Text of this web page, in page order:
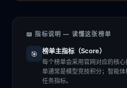
📖 指标说明 — 读懂这张榜单
🎯 榜单主指标（Score）
每个榜单会采用官网对应的核
单通常是模型竞技积分；智能
任务指标。